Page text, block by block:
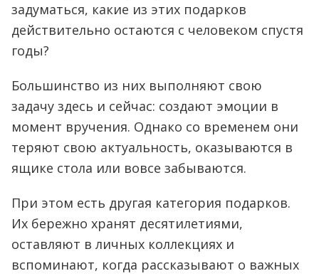
задуматься, какие из этих подарков
действительно остаются с человеком спустя
годы?
Большинство из них выполняют свою
задачу здесь и сейчас: создают эмоции в
момент вручения. Однако со временем они
теряют свою актуальность, оказываются в
ящике стола или вовсе забываются.
При этом есть другая категория подарков.
Их бережно хранят десятилетиями,
оставляют в личных коллекциях и
вспоминают, когда рассказывают о важных